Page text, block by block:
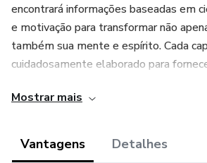
encontrará informações baseadas em
e motivação para transformar não
também sua mente e espírito. Cada
cuidadosamente elaborado para
mudanças duradouras e significativas.
Alguns dos temas abordados : a
adequada, a integração de exercícios
Mostrar mais
Vantagens Detalhes